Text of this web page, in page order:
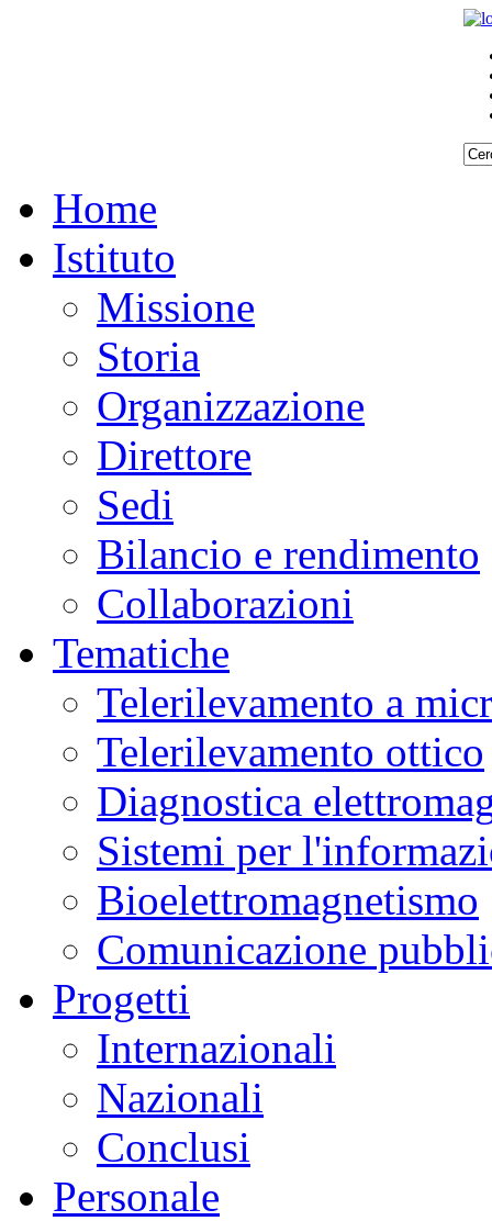
Home
Istituto
Missione
Storia
Organizzazione
Direttore
Sedi
Bilancio e rendimento
Collaborazioni
Tematiche
Telerilevamento a
Telerilevamento ottico
Diagnostica
Sistemi per
Bioelettromagnetismo
Comunicazione
Progetti
Internazionali
Nazionali
Conclusi
Personale